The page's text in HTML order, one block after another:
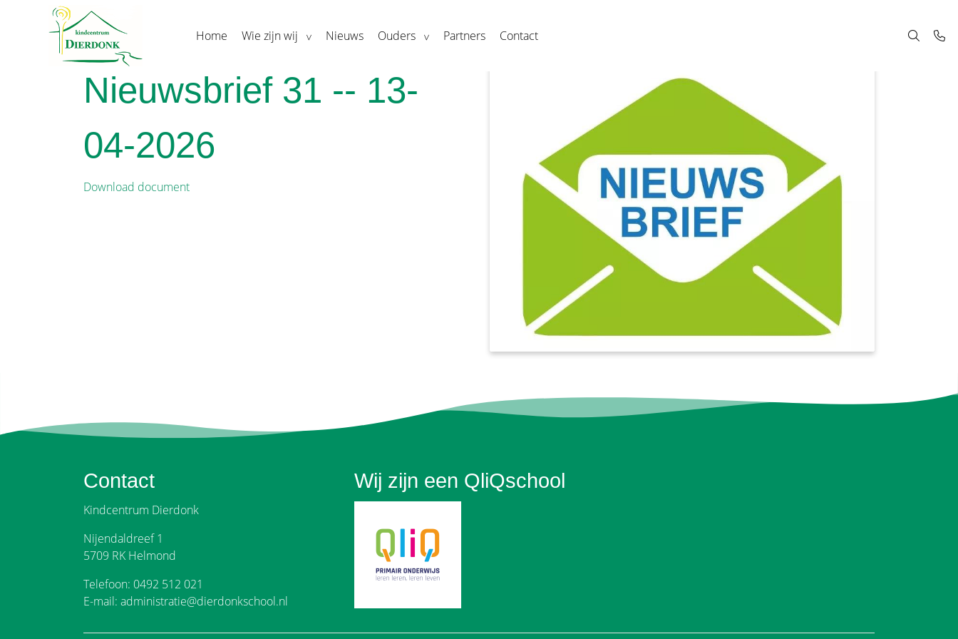
Home Wie zijn wij Nieuws Ouders Partners Contact
Nieuwsbrief 31 -- 13-
04-2026
Download document
Contact
Kindcentrum Dierdonk
Nijendaldreef 1
5709 RK Helmond
Telefoon: 0492 512 021
E-mail: administratie@dierdonkschool.nl
Wij zijn een QliQschool